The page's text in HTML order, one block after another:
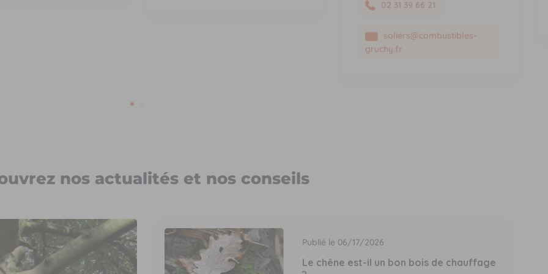
02 31 39 66 21
soliers@combustibles-
gruchy.fr
nos actualités et nos conseils
Publié le 06/17/2026
Le chêne est-il un bon bois de chauffage